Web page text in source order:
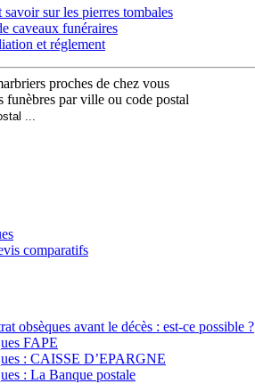
sur les pierres tombales
caveaux funéraires
et réglement
proches de chez vous
funèbres par ville ou code postal
comparatifs
obsèques avant le décès : est-ce possible ?
FAPE
: CAISSE D’EPARGNE
: La Banque postale